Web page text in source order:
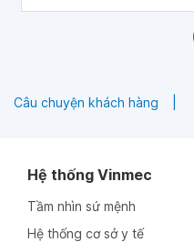
Câu chuyện khách hàng
Hệ thống Vinmec
Tầm nhìn sứ mệnh
Hệ thống cơ sở y tế